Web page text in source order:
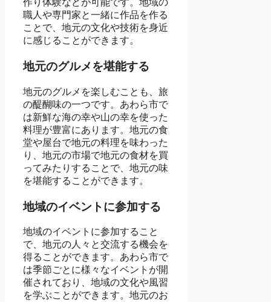
作り体験などが可能です。地域の
職人や専門家と一緒に作品を作る
ことで、地元の文化や技術を身近
に感じることができます。
地元のグルメを堪能する
地元のグルメを楽しむことも、旅
の醍醐味の一つです。あわら市で
は新鮮な海の幸や山の幸を使った
料理が豊富にあります。地元の食
堂や屋台で地元の料理を味わった
り、地元の市場で地元の食材を買
ってみたりすることで、地元の味
を堪能することができます。
地域のイベントに参加する
地域のイベントに参加すること
で、地元の人々と交流する機会を
得ることができます。あわら市で
は季節ごとに様々なイベントが開
催されており、地域の文化や風習
を学ぶことができます。地元のお